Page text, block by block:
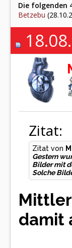
Die folgenden
Betzebu
Zitat:
Zitat von
Gestern
Bilder mit
Solche
damit